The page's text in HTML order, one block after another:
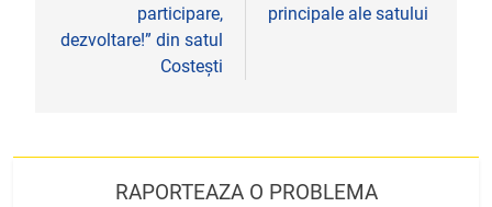
participare,
dezvoltare!” din satul
Costești
principale ale satului
RAPORTEAZA O PROBLEMA